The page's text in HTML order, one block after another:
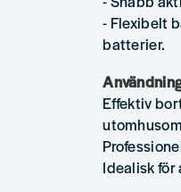
- Flexibelt
batterier.
Effektiv
Idealisk för